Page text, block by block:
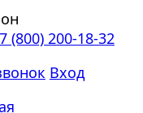
(800) 200-18-32
Вход